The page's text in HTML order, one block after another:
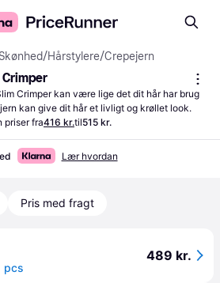
Skønhed/Hårstylere/Crepejern
Crimper
Crimper kan være lige det dit hår har brug
kan give dit hår et livligt og krøllet look.
priser fra416 kr.til515 kr.
Lær hvordan
Pris med fragt
pcs
489 kr.